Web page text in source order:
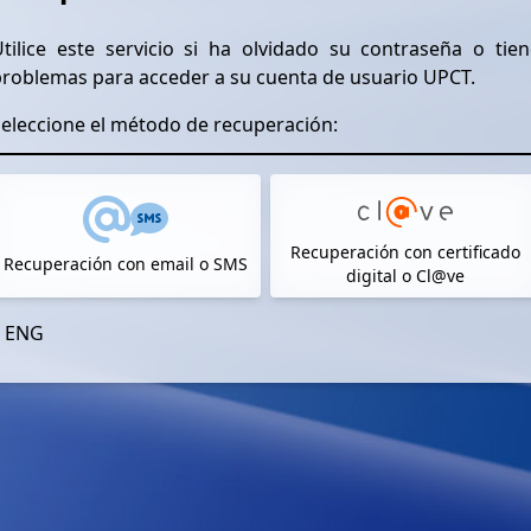
este servicio si ha olvidado su contraseña o
para acceder a su cuenta de usuario UPCT.
el método de recuperación:
Recuperación con email o SMS
Recuperación con certificado
digital o Cl@ve
ENG